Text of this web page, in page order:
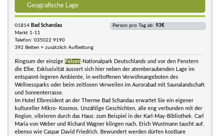
Geografische Lage
01814 Bad Schandau
Markt 1-11
Telefon: 035022 9190
392 Betten + zusätzlich Aufbettung
Person pro Tag ab: 93€
Ringsum der einzige Felsen-Nationalpark Deutschlands und vor den Fenstern
die Elbe. Exklusivität äussert sich hier neben der atemberaubenden Lage im
entspannt-legeren Ambiente, in weltoffenen Verwöhnangeboten des
Wellnessparks oder beim zeitlosen Verweilen im Aurorabad mit Saunalandschaft
und Sonnenterrasse.
Im Hotel Elbresident an der Therme Bad Schandau erwartet Sie ein eigener
kultureller Mikro- Kosmos. Unzählige Geschichten, alle eng verbunden mit der
Region, vibrieren durch das Haus: zum Beispiel in der Karl-May-Bibliothek. Carl
Maria von Weber und Richard Wagner klingen nach, Erich Wustmann taucht auf,
ebenso wie Caspar David Friedrich. Bewundert werden dürfen kostbare